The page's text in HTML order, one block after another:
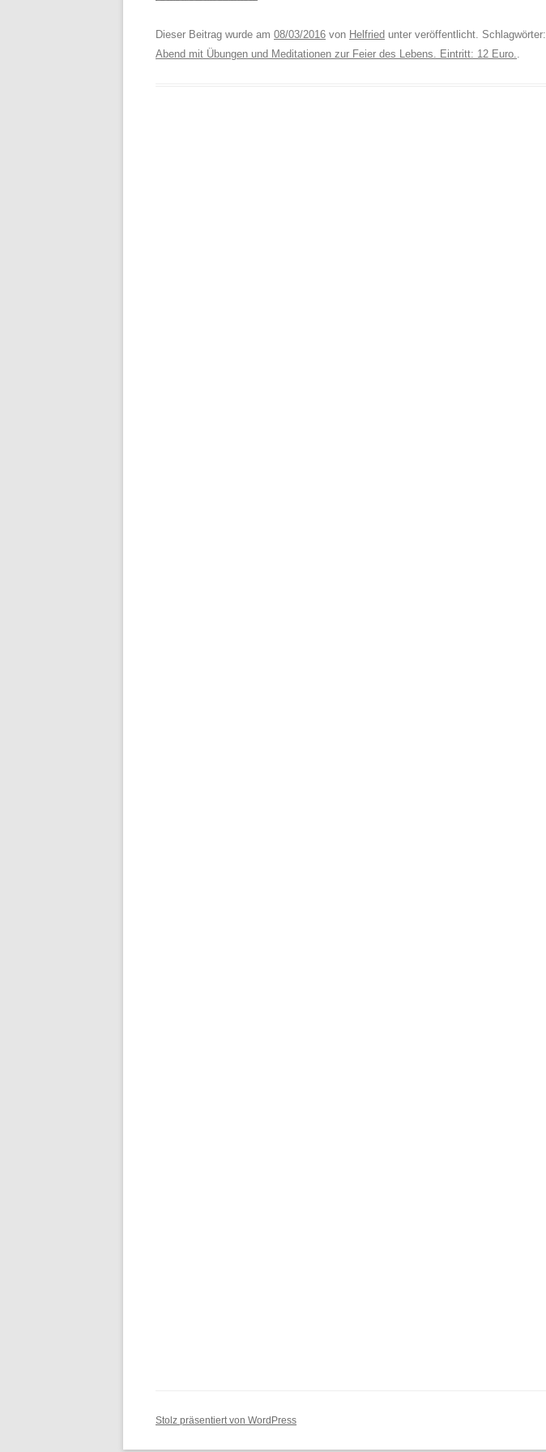
TANTRA LERNEN
Dieser Beitrag wurde am 08/03/2016 von Helfried unter veröffentlicht. Schlagwörter:
Abend mit Übungen und Meditationen zur Feier des Lebens. Eintritt: 12 Euro..
Stolz präsentiert von WordPress